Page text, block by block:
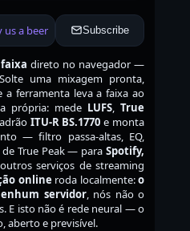
us a beer Subscribe
direto no navegador —
uma mixagem pronta,
ferramenta leva a faixa ao
própria: mede LUFS, True
ITU-R BS.1770 e monta
— filtro passa-altas, EQ,
True Peak — para Spotify,
serviços de streaming
online roda localmente:o
servidor, nós não o
E isto não é rede neural — o
aberto e previsível.